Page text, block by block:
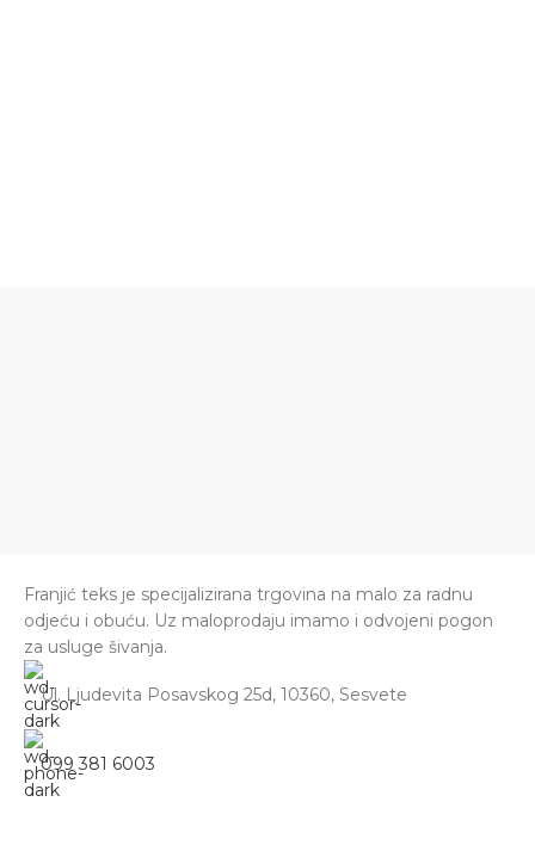
Franjić teks je specijalizirana trgovina na malo za radnu
odjeću i obuću. Uz maloprodaju imamo i odvojeni pogon
za usluge šivanja.
Ul. Ljudevita Posavskog 25d, 10360, Sesvete
099 381 6003